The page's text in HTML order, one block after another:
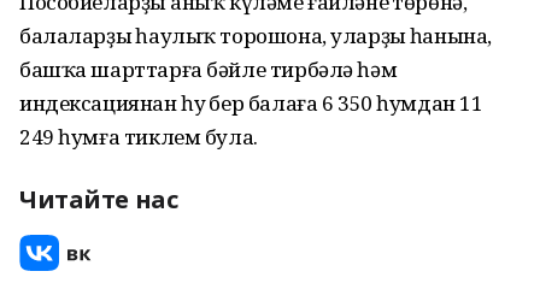
балаларҙың һаулыҡ торошона, уларҙың һанына,
башҡа шарттарға бәйле тирбәлә һәм
индексациянан һуң бер балаға 6 350 һумдан 11
249 һумға тиклем була.
Читайте нас